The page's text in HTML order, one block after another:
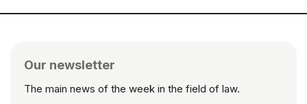
Our newsletter
The main news of the week in the field of law.